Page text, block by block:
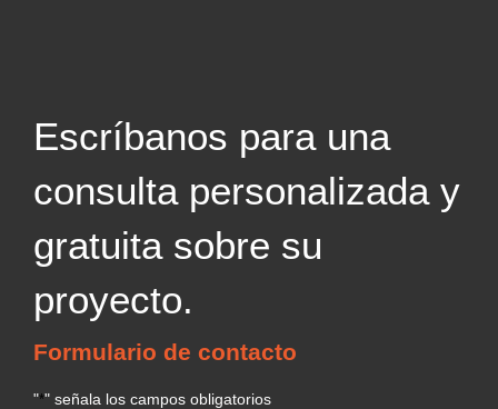
Escríbanos para una
consulta personalizada y
gratuita sobre su
proyecto.
Formulario de contacto
"*" señala los campos obligatorios